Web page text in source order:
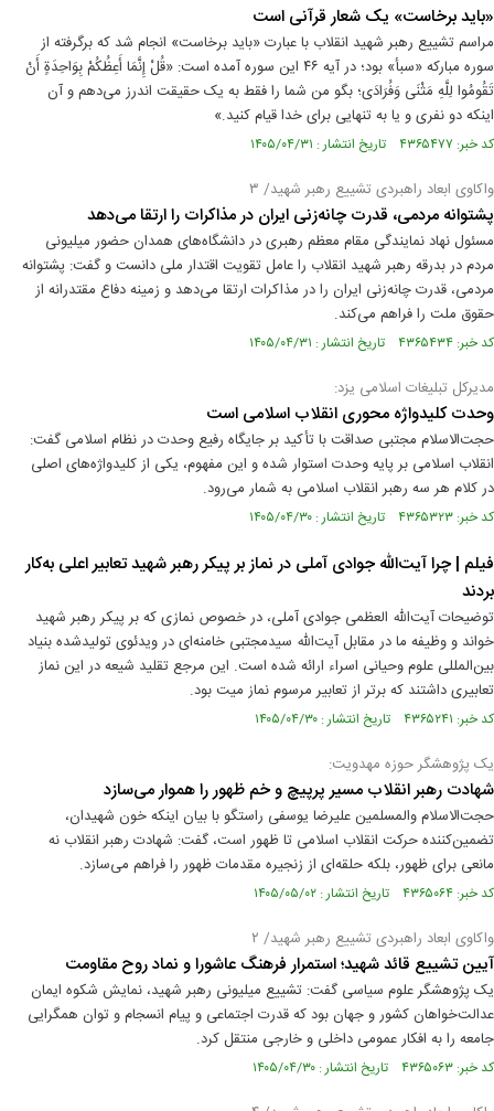
«باید برخاست» یک شعار قرآنی است
مراسم تشییع رهبر شهید انقلاب با عبارت «باید برخاست» انجام شد که برگرفته از
سوره مبارکه «سبأ» بود؛ در آیه ۴۶ این سوره آمده است: «قُلْ إِنَّمَا أَعِظُكُمْ بِوَاحِدَةٍ أَنْ
تَقُومُوا لِلَّهِ مَثْنَى وَفُرَادَى؛ بگو من شما را فقط به یک حقیقت اندرز می‌دهم و آن
اینکه دو نفری و یا به تنهایی برای خدا قیام کنید.»
کد خبر: ۴۳۶۵۴۷۷ تاریخ انتشار : ۱۴۰۵/۰۴/۳۱
واکاوی ابعاد راهبردی تشییع رهبر شهید/ ۳
پشتوانه مردمی، قدرت چانه‌زنی ایران در مذاکرات را ارتقا می‌دهد
مسئول نهاد نمایندگی مقام معظم رهبری در دانشگاه‌های همدان حضور میلیونی
مردم در بدرقه رهبر شهید انقلاب را عامل تقویت اقتدار ملی دانست و گفت: پشتوانه
مردمی، قدرت چانه‌زنی ایران را در مذاکرات ارتقا می‌دهد و زمینه دفاع مقتدرانه از
حقوق ملت را فراهم می‌کند.
کد خبر: ۴۳۶۵۴۳۴ تاریخ انتشار : ۱۴۰۵/۰۴/۳۱
مدیرکل تبلیغات اسلامی یزد:
وحدت کلیدواژه محوری انقلاب اسلامی است
حجت‌الاسلام مجتبی صداقت با تأکید بر جایگاه رفیع وحدت در نظام اسلامی گفت:
انقلاب اسلامی بر پایه وحدت استوار شده و این مفهوم، یکی از کلیدواژه‌های اصلی
در کلام هر سه رهبر انقلاب اسلامی به شمار می‌رود.
کد خبر: ۴۳۶۵۳۲۳ تاریخ انتشار : ۱۴۰۵/۰۴/۳۰
فیلم | چرا آیت‌الله جوادی آملی در نماز بر پیکر رهبر شهید تعابیر اعلی به‌کار
بردند
توضیحات آیت‌الله العظمی جوادی آملی، در خصوص نمازی که بر پیکر رهبر شهید
خواند و وظیفه ما در مقابل آیت‌الله سیدمجتبی خامنه‌ای در ویدئوی تولیدشده بنیاد
بین‌المللی علوم وحیانی اسراء ارائه شده است. این مرجع تقلید شیعه در این نماز
تعابیری داشتند که برتر از تعابیر مرسوم نماز میت بود.
کد خبر: ۴۳۶۵۲۴۱ تاریخ انتشار : ۱۴۰۵/۰۴/۳۰
یک پژوهشگر حوزه مهدویت:
شهادت رهبر انقلاب مسیر پرپیچ و خم ظهور را هموار می‌سازد
حجت‌الاسلام والمسلمین علیرضا یوسفی راستگو با بیان اینکه خون شهیدان،
تضمین‌کننده حرکت انقلاب اسلامی تا ظهور است، گفت: شهادت رهبر انقلاب نه
مانعی برای ظهور، بلکه حلقه‌ای از زنجیره مقدمات ظهور را فراهم می‌سازد.
کد خبر: ۴۳۶۵۰۶۴ تاریخ انتشار : ۱۴۰۵/۰۵/۰۲
واکاوی ابعاد راهبردی تشییع رهبر شهید/ ۲
آیین تشییع قائد شهید؛ استمرار فرهنگ عاشورا و نماد روح مقاومت
یک پژوهشگر علوم سیاسی گفت: تشییع میلیونی رهبر شهید، نمایش شکوه ایمان
عدالت‌خواهان کشور و جهان بود که قدرت اجتماعی و پیام انسجام و توان همگرایی
جامعه را به افکار عمومی داخلی و خارجی منتقل کرد.
کد خبر: ۴۳۶۵۰۶۳ تاریخ انتشار : ۱۴۰۵/۰۴/۳۰